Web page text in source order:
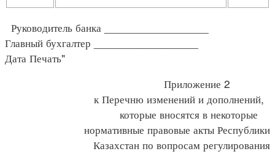
Руководитель банка _________________
Главный бухгалтер _________________
Дата Печать"
Приложение 2
к Перечню изменений и дополнений,
которые вносятся в некоторые
нормативные правовые акты Республики
Казахстан по вопросам регулирования